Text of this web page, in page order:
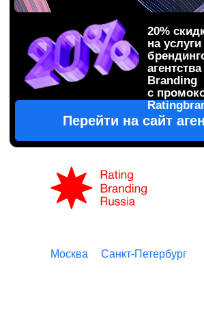
Перейти на сайт агентства
агентства Gromov
с промокодом
Ratingbranding
Санкт-Петербург
Москва